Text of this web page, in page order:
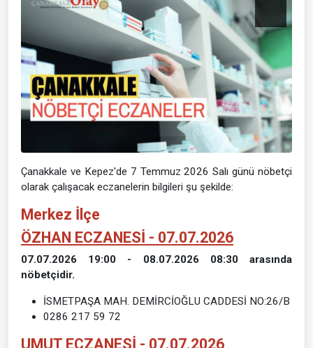
Çanakkale ve Kepez'de 7 Temmuz 2026 Salı günü nöbetçi
olarak çalışacak eczanelerin bilgileri şu şekilde:
Merkez İlçe
ÖZHAN ECZANESİ - 07.07.2026
07.07.2026 19:00 - 08.07.2026 08:30 arasında
nöbetçidir.
İSMETPAŞA MAH. DEMİRCİOĞLU CADDESİ NO:26/B
0286 217 59 72
UMUT ECZANESİ - 07.07.2026